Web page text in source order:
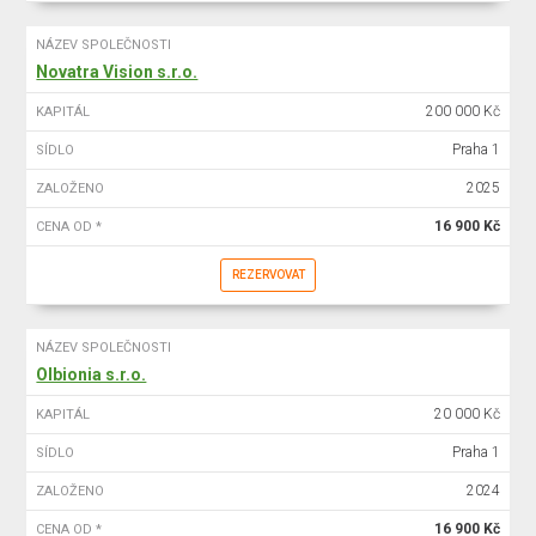
NÁZEV SPOLEČNOSTI
Novatra Vision s.r.o.
KAPITÁL 200 000 Kč
SÍDLO Praha 1
ZALOŽENO 2025
CENA OD * 16 900 Kč
REZERVOVAT
NÁZEV SPOLEČNOSTI
Olbionia s.r.o.
KAPITÁL 20 000 Kč
SÍDLO Praha 1
ZALOŽENO 2024
CENA OD * 16 900 Kč